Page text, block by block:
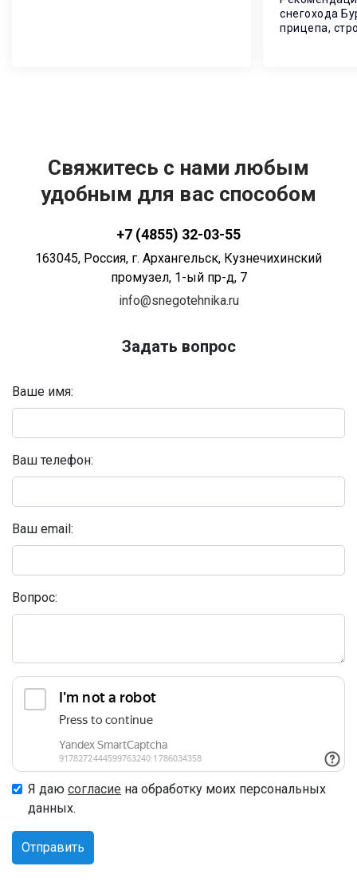
снегохода
прицепа,
Свяжитесь с нами любым
удобным для вас способом
+7 (4855) 32-03-55
163045, Россия, г. Архангельск, Кузнечихинский
промузел, 1-ый пр-д, 7
info@snegotehnika.ru
Задать вопрос
Ваше имя:
Ваш телефон:
Ваш email:
Вопрос:
Я даю согласие на обработку моих персональных
данных.
Отправить